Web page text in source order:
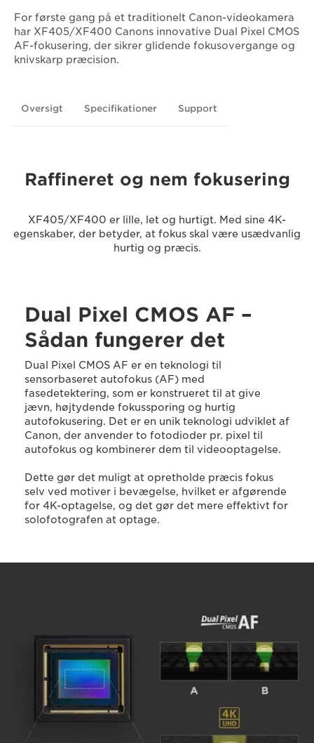
For første gang på et traditionelt Canon-videokamera
har XF405/XF400 Canons innovative Dual Pixel CMOS
AF-fokusering, der sikrer glidende fokusovergange og
knivskarp præcision.
Oversigt Specifikationer Support
Raffineret og nem fokusering
XF405/XF400 er lille, let og hurtigt. Med sine 4K-
egenskaber, der betyder, at fokus skal være usædvanlig
hurtig og præcis.
Dual Pixel CMOS AF –
Sådan fungerer det
Dual Pixel CMOS AF er en teknologi til
sensorbaseret autofokus (AF) med
fasedetektering, som er konstrueret til at give
jævn, højtydende fokussporing og hurtig
autofokusering. Det er en unik teknologi udviklet af
Canon, der anvender to fotodioder pr. pixel til
autofokus og kombinerer dem til videooptagelse.
Dette gør det muligt at opretholde præcis fokus
selv ved motiver i bevægelse, hvilket er afgørende
for 4K-optagelse, og det gør det mere effektivt for
solofotografen at optage.